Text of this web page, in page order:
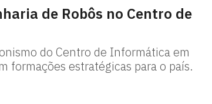
de Robôs no Centro de
do Centro de Informática em
formações estratégicas para o país.